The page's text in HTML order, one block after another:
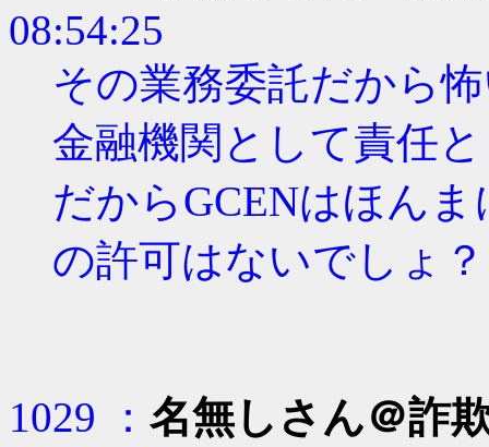
08:54:25
その業務委託だから
金融機関として責任
だからGCENはほん
の許可はないでしょ？
1029 ： 名無しさん＠詐